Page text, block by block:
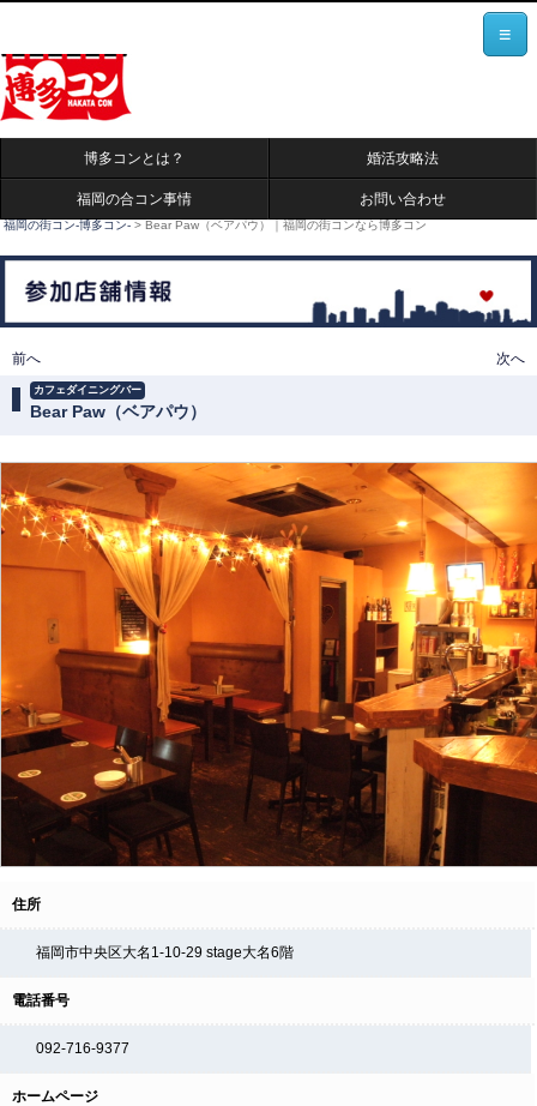
≡
博多コンとは？ 婚活攻略法
福岡の合コン事情 お問い合わせ
福岡の街コン-博多コン- > Bear Paw（ベアパウ）｜福岡の街コンなら博多コン
投稿ナビゲーション
前へ 次へ
Bear Paw（ベアパウ）
カフェダイニングバー
住所
福岡市中央区大名1-10-29 stage大名6階
電話番号
092-716-9377
ホームページ